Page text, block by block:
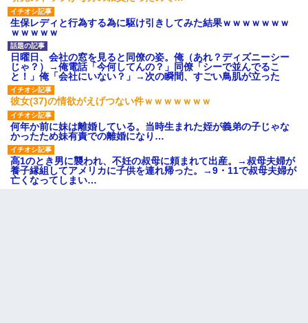
生保レディと行為する為に駆け引きしてみた結果ｗｗｗｗｗｗｗ
ｗｗｗｗｗ
日曜日、会社の窓を見ると同僚の姿。俺（あれ？ディズニーシー
じゃ？）→俺電話「今何してんの？」同僚「シーで並んでるこ
と！」俺「会社にいない？」→次の瞬間、すごい鳥肌が立った
彼女(37)の情欲がえげつない件ｗｗｗｗｗｗｗ
何年か前に妹は離婚している。当時生まれた姪が義弟の子じゃな
かったため妹有責での離婚になり…
高1のとき男に襲われ、不妊の叔母に頼まれて出産。→叔母夫婦が
養子縁組してアメリカに子供を連れ帰った。→9・11で叔母夫婦が
亡くなってしまい…